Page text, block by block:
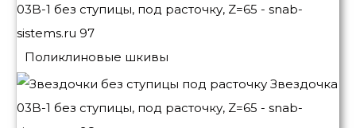
Поликлиновые шкивы